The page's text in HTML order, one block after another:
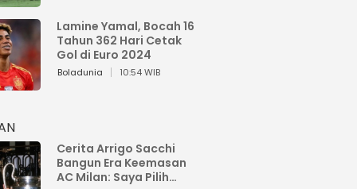
Lamine Yamal, Bocah 16
Tahun 362 Hari Cetak
Gol di Euro 2024
Boladunia 10:54 WIB
Cerita Arrigo Sacchi
Bangun Era Keemasan
AC Milan: Saya Pilih